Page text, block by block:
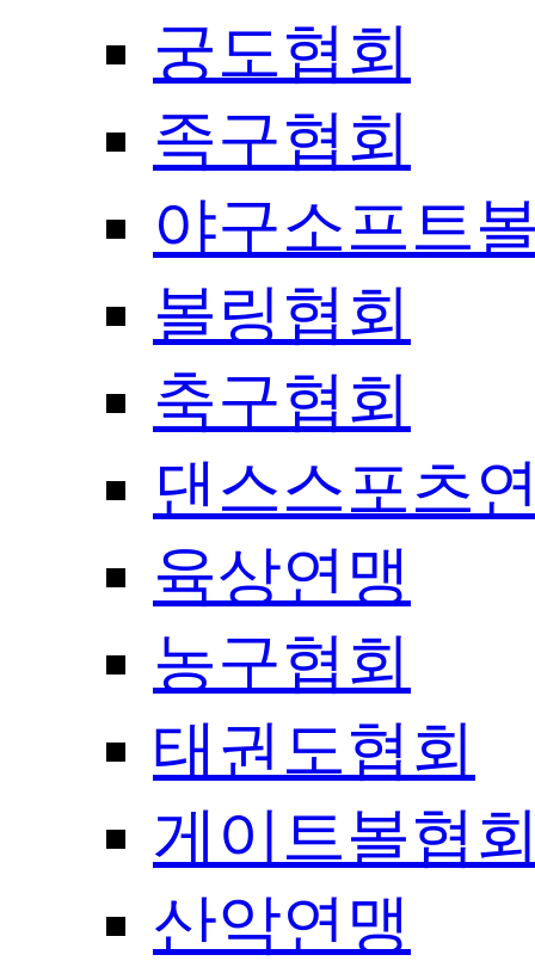
궁도협회
족구협회
야구소프트
볼링협회
축구협회
댄스스포츠
육상연맹
농구협회
태권도협회
게이트볼협
산악연맹